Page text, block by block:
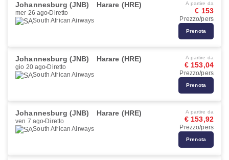
Johannesburg (JNB) Harare (HRE)
mer 26 ago Diretto
South African Airways
A partire da
€ 153
Prezzo/pers
Prenota
Johannesburg (JNB) Harare (HRE)
gio 20 ago Diretto
South African Airways
A partire da
€ 153,04
Prezzo/pers
Prenota
Johannesburg (JNB) Harare (HRE)
ven 7 ago Diretto
South African Airways
A partire da
€ 153,92
Prezzo/pers
Prenota